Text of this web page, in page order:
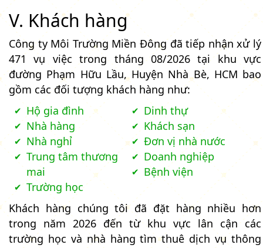
V. Khách hàng
Công ty Môi Trường Miền Đông đã tiếp nhận xử lý
471 vụ việc trong tháng 08/2026 tại khu vực
đường Phạm Hữu Lầu, Huyện Nhà Bè, HCM bao
gồm các đối tượng khách hàng như:
Hộ gia đình
Dinh thự
Nhà hàng
Khách sạn
Nhà nghỉ
Đơn vị nhà nước
Trung tâm thương
mai
Doanh nghiệp
Bệnh viện
Trường học
Khách hàng chúng tôi đã đặt hàng nhiều hơn
trong năm 2026 đến từ khu vực lân cận các
trường học và nhà hàng tìm thuê dịch vụ thông